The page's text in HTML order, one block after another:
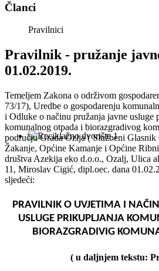
Članci
Pravilnici
Pravilnik - pružanje
01.02.2019.
Temeljem Zakona o održivom
73/17), Uredbe o gospodarenju
i Odluke o načinu pružanja javne usluge
komunalnog otpada i biorazgradivog
području Grada Ozlja ( Službeni
Žakanje, Općine Kamanje i Općine
društva Azekija eko d.o.o., Ozalj, Ulica
11, Miroslav Cigić, dipl.oec. dana
sljedeći:
PRAVILNIK O UVJETIMA I
USLUGE PRIKUPLJANJA
BIORAZGRADIVIG
( u daljnjem tekstu: